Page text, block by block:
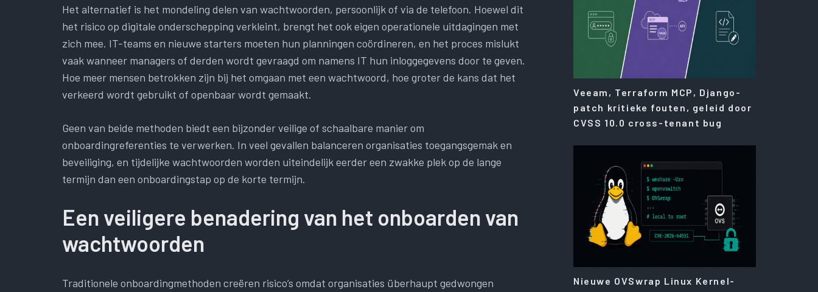
Het alternatief is het mondeling delen van wachtwoorden, persoonlijk of via de telefoon. Hoewel dit
het risico op digitale onderschepping verkleint, brengt het ook eigen operationele uitdagingen met
zich mee. IT-teams en nieuwe starters moeten hun planningen coördineren, en het proces mislukt
vaak wanneer managers of derden wordt gevraagd om namens IT hun inloggegevens door te geven.
Hoe meer mensen betrokken zijn bij het omgaan met een wachtwoord, hoe groter de kans dat het
verkeerd wordt gebruikt of openbaar wordt gemaakt.
Geen van beide methoden biedt een bijzonder veilige of schaalbare manier om
onboardingreferenties te verwerken. In veel gevallen balanceren organisaties toegangsgemak en
beveiliging, en tijdelijke wachtwoorden worden uiteindelijk eerder een zwakke plek op de lange
termijn dan een onboardingstap op de korte termijn.
Een veiligere benadering van het onboarden van
wachtwoorden
Traditionele onboardingmethoden creëren risico’s omdat organisaties überhaupt gedwongen
Veeam, Terraform MCP, Django-
patch kritieke fouten, geleid door
CVSS 10.0 cross-tenant bug
Nieuwe OVSwrap Linux Kernel-